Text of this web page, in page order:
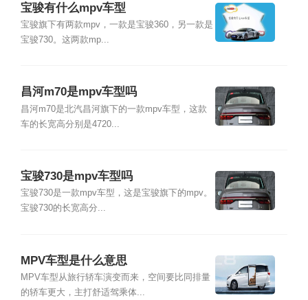
宝骏有什么mpv车型
宝骏旗下有两款mpv，一款是宝骏360，另一款是
宝骏730。这两款mp...
昌河m70是mpv车型吗
昌河m70是北汽昌河旗下的一款mpv车型，这款
车的长宽高分别是4720...
宝骏730是mpv车型吗
宝骏730是一款mpv车型，这是宝骏旗下的mpv。
宝骏730的长宽高分...
MPV车型是什么意思
MPV车型从旅行轿车演变而来，空间要比同排量
的轿车更大，主打舒适驾乘体...